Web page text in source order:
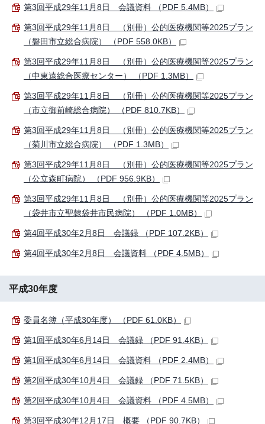
第3回平成29年11月8日 会議資料 （PDF 5.4MB）
第3回平成29年11月8日 （別冊）公的医療機関等2025プラン
（磐田市立総合病院） （PDF 558.0KB）
第3回平成29年11月8日 （別冊）公的医療機関等2025プラン
（中東遠総合医療センター） （PDF 1.3MB）
第3回平成29年11月8日 （別冊）公的医療機関等2025プラン
（市立御前崎総合病院） （PDF 810.7KB）
第3回平成29年11月8日 （別冊）公的医療機関等2025プラン
（菊川市立総合病院） （PDF 1.3MB）
第3回平成29年11月8日 （別冊）公的医療機関等2025プラン
（公立森町病院） （PDF 956.9KB）
第3回平成29年11月8日 （別冊）公的医療機関等2025プラン
（袋井市立聖隷袋井市民病院） （PDF 1.0MB）
第4回平成30年2月8日 会議録 （PDF 107.2KB）
第4回平成30年2月8日 会議資料 （PDF 4.5MB）
平成30年度
委員名簿（平成30年度） （PDF 61.0KB）
第1回平成30年6月14日 会議録 （PDF 91.4KB）
第1回平成30年6月14日 会議資料 （PDF 2.4MB）
第2回平成30年10月4日 会議録 （PDF 71.5KB）
第2回平成30年10月4日 会議資料 （PDF 4.5MB）
第3回平成30年12月17日 概要 （PDF 90.7KB）